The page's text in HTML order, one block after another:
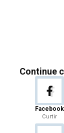
Continue
Facebook
Curtir